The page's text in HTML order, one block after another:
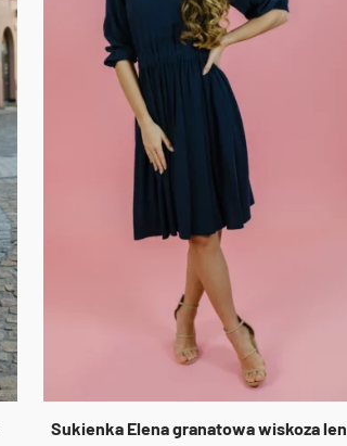
Sukienka Elena granatowa wiskoza len